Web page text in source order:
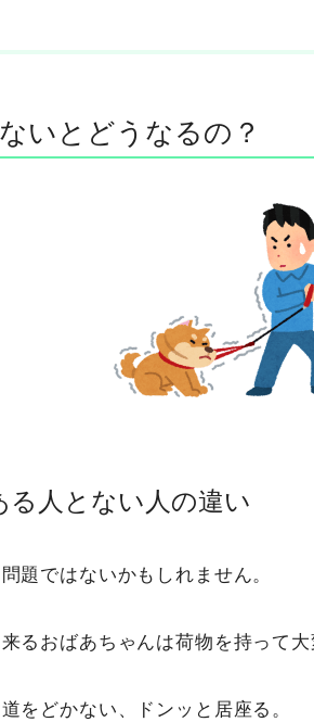
いとどうなるの？
る人とない人の違い
題ではないかもしれません。
るおばあちゃんは荷物を持って大
をどかない、ドンッと居座る。